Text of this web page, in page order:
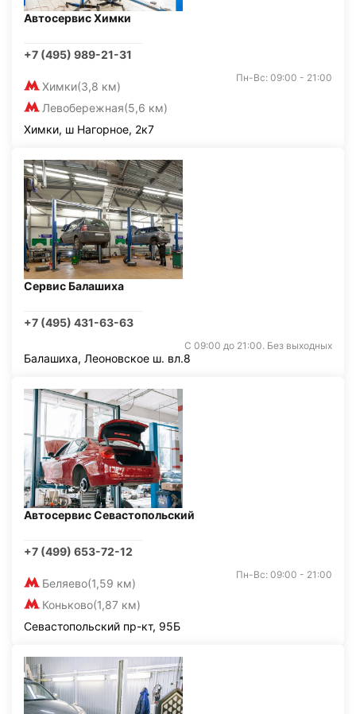
Автосервис Химки
+7 (495) 989-21-31
Химки(3,8 км)
Левобережная(5,6 км)
Пн-Вс: 09:00 - 21:00
Химки, ш Нагорное, 2к7
Сервис Балашиха
+7 (495) 431-63-63
С 09:00 до 21:00. Без выходных
Балашиха, Леоновское ш. вл.8
Автосервис Севастопольский
+7 (499) 653-72-12
Беляево(1,59 км)
Коньково(1,87 км)
Пн-Вс: 09:00 - 21:00
Севастопольский пр-кт, 95Б